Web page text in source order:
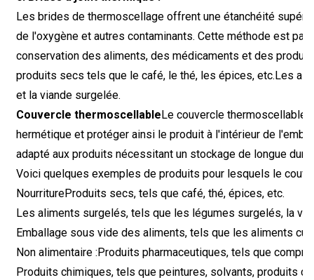
Les brides de thermoscellage offrent une étanchéité
de l'oxygène et autres contaminants. Cette méthode est
conservation des aliments, des médicaments et des
produits secs tels que le café, le thé, les épices, etc. Les
et la viande surgelée.
Couvercle thermoscellable Le couvercle thermoscellable
hermétique et protéger ainsi le produit à l'intérieur de
adapté aux produits nécessitant un stockage de longue
Voici quelques exemples de produits pour lesquels le
NourritureProduits secs, tels que café, thé, épices, etc.
Les aliments surgelés, tels que les légumes surgelés, la
Emballage sous vide des aliments, tels que les aliments
Non alimentaire : Produits pharmaceutiques, tels que
Produits chimiques, tels que peintures, solvants, produits